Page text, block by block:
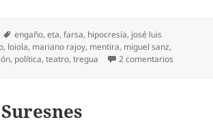
Etiquetas
engaño,eta,farsa, hipocresía, josé luis
, loiola, mariano rajoy, mentira, miguel sanz,
, política,teatro,tregua 2 comentarios